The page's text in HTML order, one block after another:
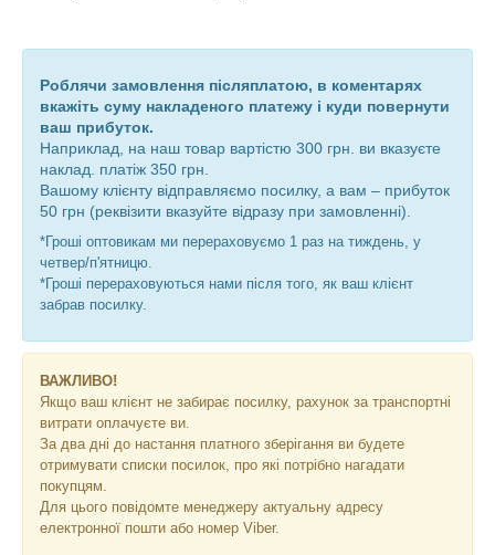
Роблячи замовлення післяплатою, в коментарях
вкажіть суму накладеного платежу і куди повернути
ваш прибуток.
Наприклад, на наш товар вартістю 300 грн. ви вказуєте
наклад. платіж 350 грн.
Вашому клієнту відправляємо посилку, а вам – прибуток
50 грн (реквізити вказуйте відразу при замовленні).
*Гроші оптовикам ми перераховуємо 1 раз на тиждень, у
четвер/п'ятницю.
*Гроші перераховуються нами після того, як ваш клієнт
забрав посилку.
ВАЖЛИВО!
Якщо ваш клієнт не забирає посилку, рахунок за транспортні
витрати оплачуєте ви.
За два дні до настання платного зберігання ви будете
отримувати списки посилок, про які потрібно нагадати
покупцям.
Для цього повідомте менеджеру актуальну адресу
електронної пошти або номер Viber.